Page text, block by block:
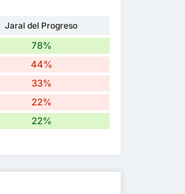
Jaral del Progreso
78%
44%
33%
22%
22%